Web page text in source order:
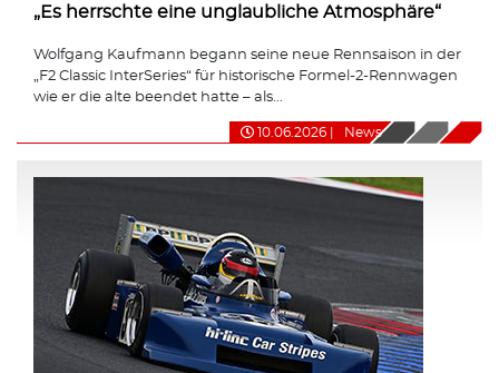
„Es herrschte eine unglaubliche Atmosphäre“
Wolfgang Kaufmann begann seine neue Rennsaison in der
„F2 Classic InterSeries“ für historische Formel-2-Rennwagen
wie er die alte beendet hatte – als...
10.06.2026 News